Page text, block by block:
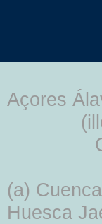
Açores
(a)
Huesca